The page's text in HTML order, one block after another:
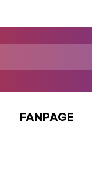
FANPAGE